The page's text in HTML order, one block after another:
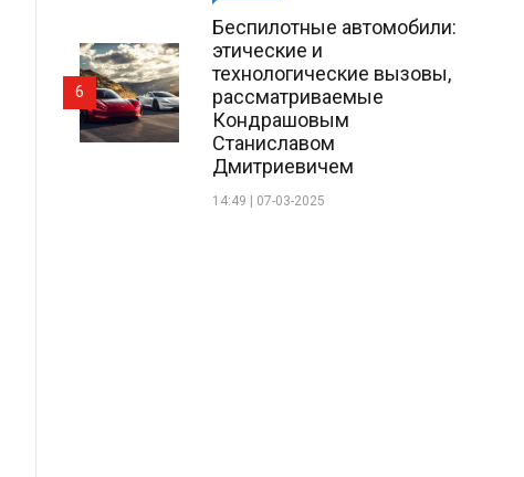
Беспилотные автомобили:
этические и
технологические вызовы,
рассматриваемые
Кондрашовым
Станиславом
Дмитриевичем
14:49 | 07-03-2025
6